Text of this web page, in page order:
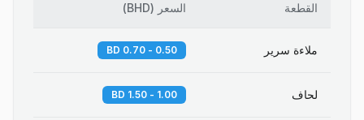
القطعة السعر (
BHD
)
ملاءة سرير 0.50 - 0.70 BD
لحاف 1.00 - 1.50 BD